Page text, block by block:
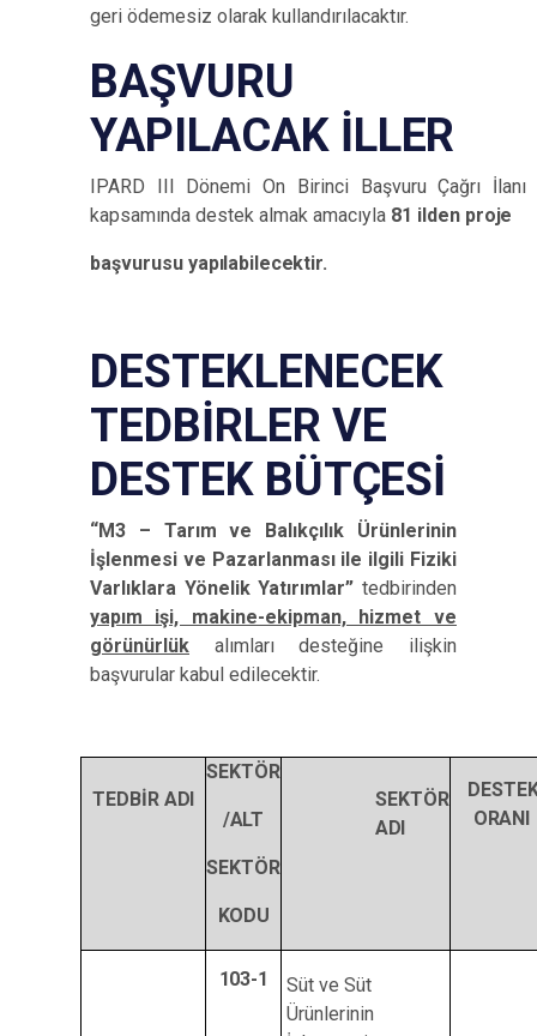
geri ödemesiz olarak kullandırılacaktır.
BAŞVURU
YAPILACAK İLLER
IPARD III Dönemi On Birinci Başvuru Çağrı İlanı
kapsamında destek almak amacıyla 81 ilden proje
başvurusu yapılabilecektir.
DESTEKLENECEK
TEDBİRLER VE
DESTEK BÜTÇESİ
“M3 – Tarım ve Balıkçılık Ürünlerinin
İşlenmesi ve Pazarlanması ile ilgili Fiziki
Varlıklara Yönelik Yatırımlar” tedbirinden
yapım işi, makine-ekipman, hizmet ve
görünürlük
alımları desteğine ilişkin
başvurular kabul edilecektir.
TEDBİR ADI
SEKTÖR
/ALT
SEKTÖR
KODU
SEKTÖR
ADI
ORANI
103-1
Süt ve Süt
Ürünlerinin